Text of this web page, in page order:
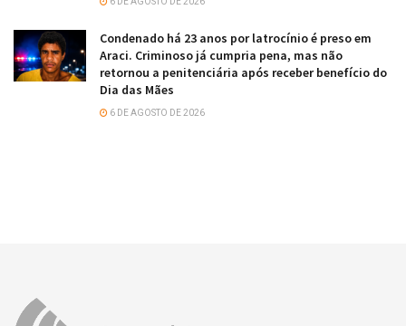
Condenado há 23 anos por latrocínio é preso em
Araci. Criminoso já cumpria pena, mas não
retornou a penitenciária após receber benefício do
Dia das Mães
6 DE AGOSTO DE 2026